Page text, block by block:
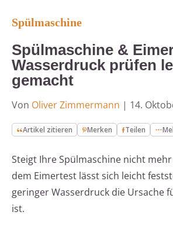
Spülmaschine
Spülmaschine &
Wasserdruck prüfen
gemacht
Von Oliver Zimmermann | 14.
Artikel zitieren Merken Teilen
Steigt Ihre Spülmaschine nicht
dem Eimertest lässt sich leicht
geringer Wasserdruck die Ursache
ist.